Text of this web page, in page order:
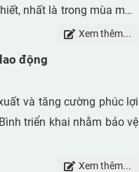
nhất là trong mùa mưa
Xem thêm...
động
và tăng cường phúc lợi
triển khai nhằm bảo vệ
Xem thêm...